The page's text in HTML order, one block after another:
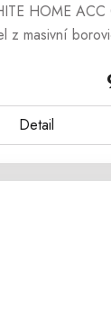
Detail
HOME
z masivní
i